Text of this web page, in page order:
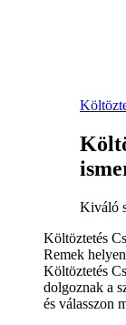
Kiváló
Költöztetés
Remek
Költöztetés
dolgoznak a
és válasszon